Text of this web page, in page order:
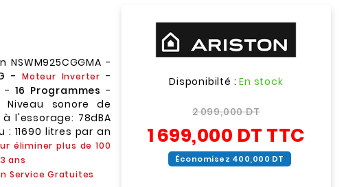
-
- Moteur Inverter -
- 16 Programmes -
sonore de
l'essorage: 78dBA
11690 litres par an
éliminer plus de 100
ans
Service Gratuites
Disponibilté :En stock
2 099,000 DT
1 699,000 DT TTC
Économisez 400,000 DT